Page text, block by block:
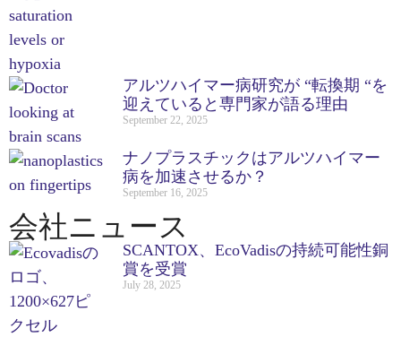
アルツハイマー病研究が “転換期 “を
迎えていると専門家が語る理由
September 22, 2025
ナノプラスチックはアルツハイマー
病を加速させるか？
September 16, 2025
会社ニュース
SCANTOX、EcoVadisの持続可能性銅
賞を受賞
July 28, 2025